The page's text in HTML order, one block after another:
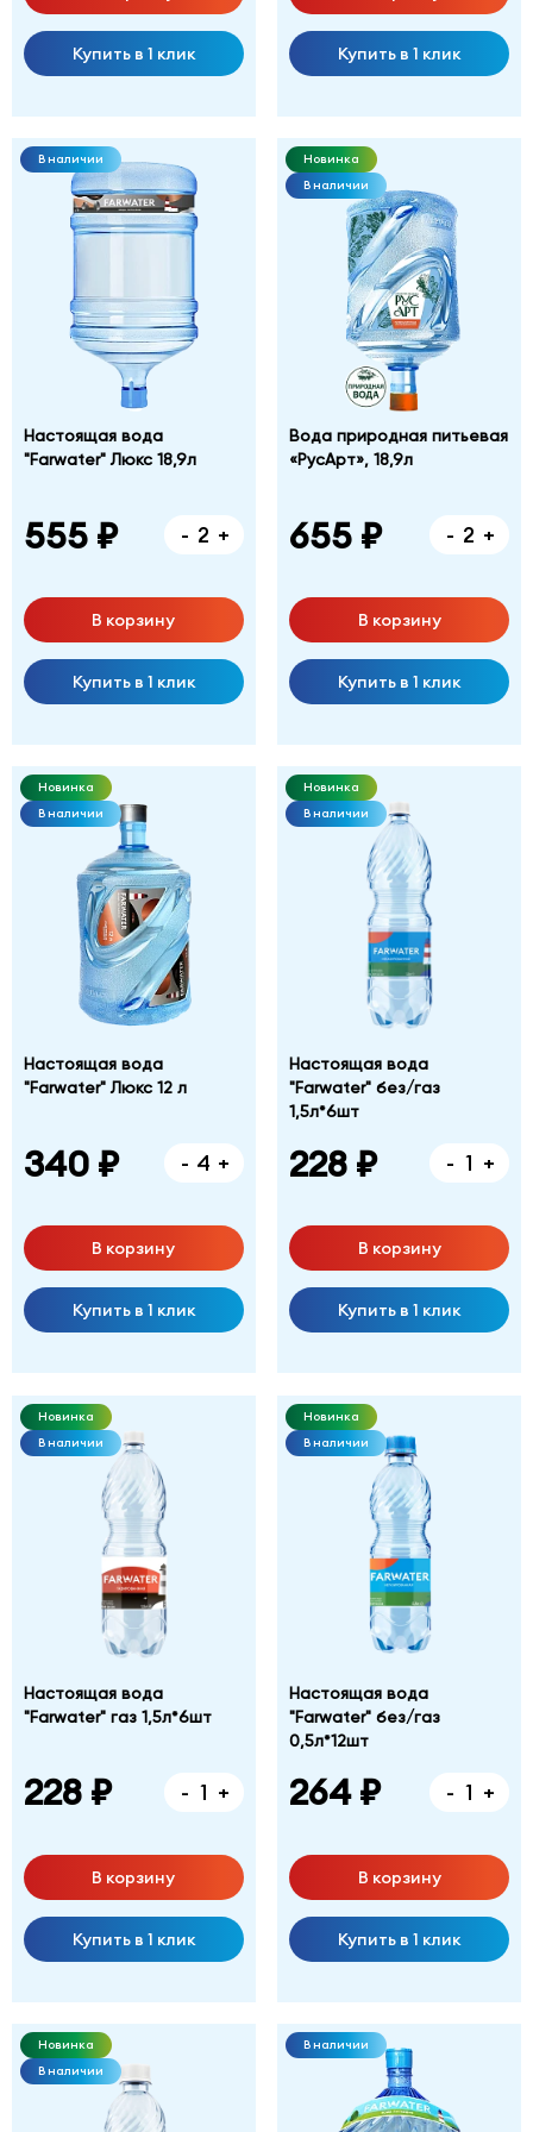
Купить в 1 клик Купить в 1 клик
В наличии
Настоящая вода
"Farwater" Люкс 18,9л
555 ₽ - +
В корзину
Купить в 1 клик
Новинка
В наличии
Вода природная питьевая
«РусАрт», 18,9л
655 ₽ - +
В корзину
Купить в 1 клик
Новинка
В наличии
Настоящая вода
"Farwater" Люкс 12 л
340 ₽ - +
В корзину
Купить в 1 клик
Новинка
В наличии
Настоящая вода
"Farwater" без/газ
1,5л*6шт
228 ₽ - +
В корзину
Купить в 1 клик
Новинка
В наличии
Настоящая вода
"Farwater" газ 1,5л*6шт
228 ₽ - +
В корзину
Купить в 1 клик
Новинка
В наличии
Настоящая вода
"Farwater" без/газ
0,5л*12шт
264 ₽ - +
В корзину
Купить в 1 клик
Новинка
В наличии
В наличии